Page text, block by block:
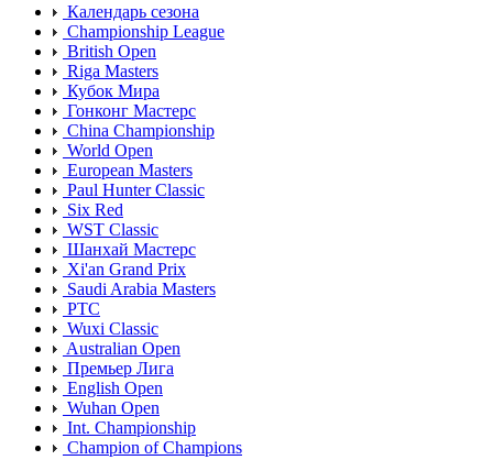
Календарь сезона
Championship League
British Open
Riga Masters
Кубок Мира
Гонконг Мастерс
China Championship
World Open
European Masters
Paul Hunter Classic
Six Red
WST Classic
Шанхай Мастерс
Xi'an Grand Prix
Saudi Arabia Masters
PTC
Wuxi Classic
Australian Open
Премьер Лига
English Open
Wuhan Open
Int. Championship
Champion of Champions